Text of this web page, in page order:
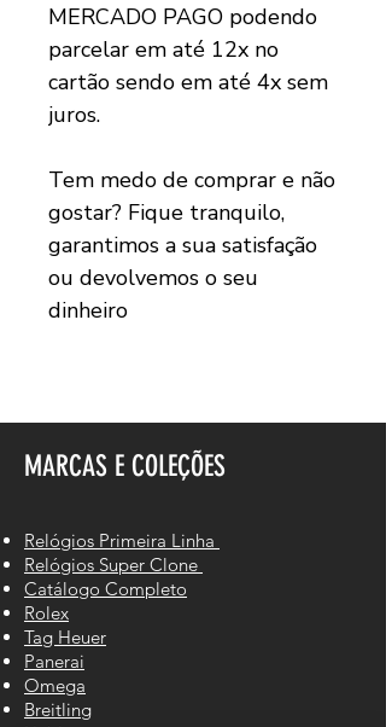
MERCADO PAGO podendo
parcelar em até 12x no
cartão sendo em até 4x sem
juros.
Tem medo de comprar e não
gostar? Fique tranquilo,
garantimos a sua satisfação
ou devolvemos o seu
dinheiro
MARCAS E COLEÇÕES
Relógios Primeira Linha
Relógios Super Clone
Catálogo Completo
Rolex
Tag Heuer
Panerai
Omega
Breitling